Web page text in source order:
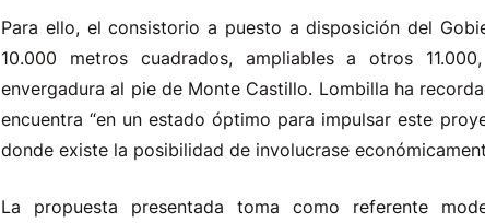
Para ello, el consistorio a puesto a disposición del
10.000 metros cuadrados, ampliables a otros
envergadura al pie de Monte Castillo. Lombilla ha
encuentra “en un estado óptimo para impulsar este
donde existe la posibilidad de involucrase
La propuesta presentada toma como referente